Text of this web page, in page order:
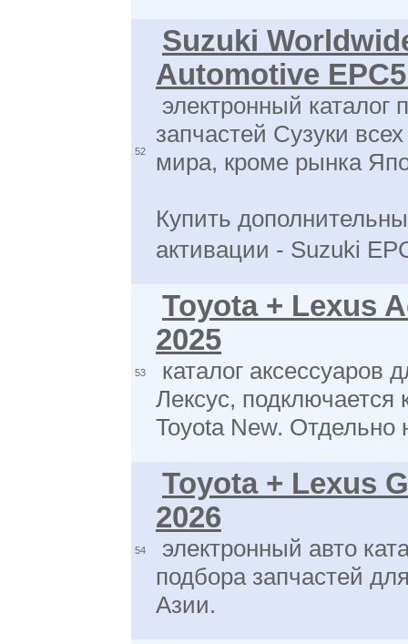
52
Suzuki
Automotive
электронный каталог
запчастей Сузуки
мира, кроме рынка
Купить
активации - Suzuki
53
Toyota + Lexus
2025
каталог аксессуаров
Лексус, подключается
Toyota New. Отдельно
54
Toyota + Lexus
2026
электронный авто
подбора запчастей
Азии.